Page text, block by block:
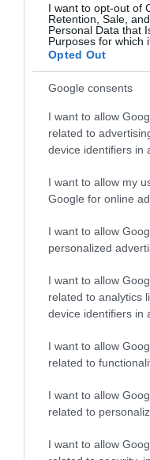
I want to opt-out of
Retention, Sale,
Personal Data that
Purposes for which
Opted Out
Google consents
I want to allow
related to
device identifiers in
I want to allow my
Google for online
I want to allow
personalized
I want to allow
related to analytics
device identifiers in
I want to allow
related to
I want to allow
related to
I want to allow
ΕΛΛΑΔΑ
Χανιά: Νεαρός
κλείδωσε
έσωσαν οι
Γεμάτα πλοία